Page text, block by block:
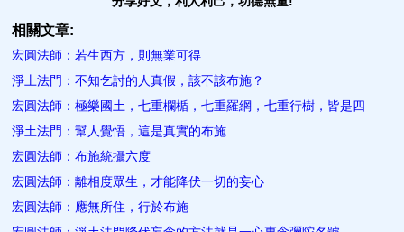
相關文章:
宏圓法師：若生西方，則無業可得
淨土法門：不知乞討的人真假，該不該布施？
宏圓法師：極樂國土，七重欄楯，七重羅網，七重行樹，皆是四
淨土法門：幫人覺悟，這是真實的布施
宏圓法師：布施統攝六度
宏圓法師：離相度眾生，才能降伏一切的妄心
宏圓法師：應無所住，行於布施